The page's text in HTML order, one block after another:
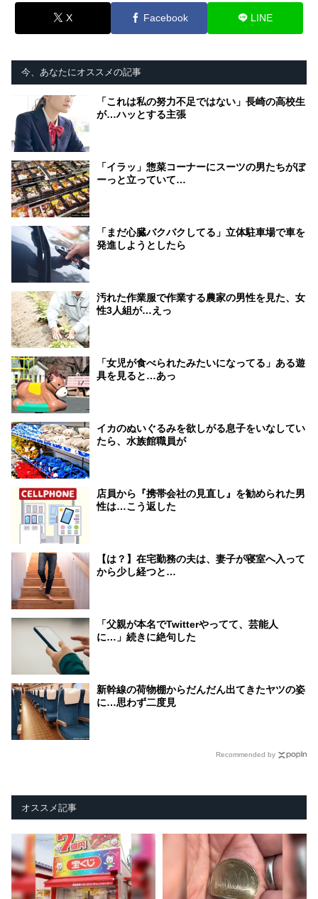
X Facebook LINE
今、あなたにオススメの記事
「これは私の努力不足ではない」長崎の高校生
が…ハッとする主張
「イラッ」惣菜コーナーにスーツの男たちがぼ
ーっと立っていて…
「まだ心臓バクバクしてる」立体駐車場で車を
発進しようとしたら
汚れた作業服で作業する農家の男性を見た、女
性3人組が…えっ
「女児が食べられたみたいになってる」ある遊
具を見ると…あっ
イカのぬいぐるみを欲しがる息子をいなしてい
たら、水族館職員が
店員から『携帯会社の見直し』を勧められた男
性は…こう返した
【は？】在宅勤務の夫は、妻子が寝室へ入って
から少し経つと…
「父親が本名でTwitterやってて、芸能人
に…」続きに絶句した
新幹線の荷物棚からだんだん出てきたヤツの姿
に…思わず二度見
Recommended by
オススメ記事